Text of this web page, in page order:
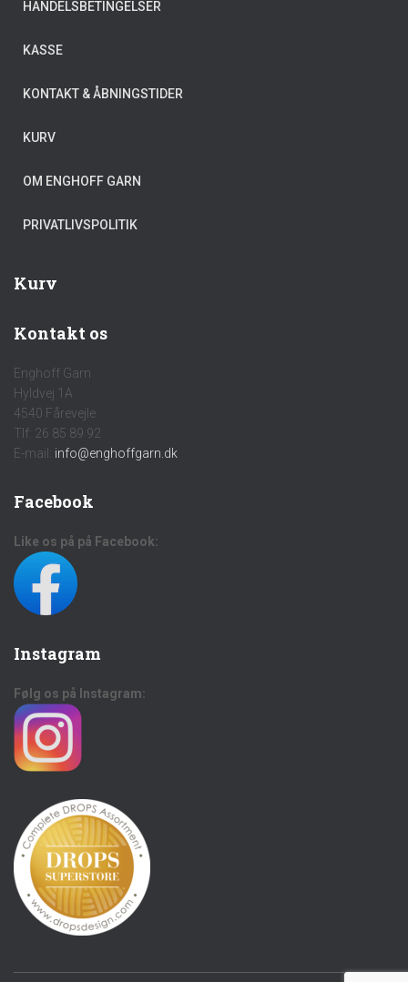
HANDELSBETINGELSER
KASSE
KONTAKT & ÅBNINGSTIDER
KURV
OM ENGHOFF GARN
PRIVATLIVSPOLITIK
Kurv
Kontakt os
Enghoff Garn
Hyldvej 1A
4540 Fårevejle
Tlf: 26 85 89 92
E-mail: info@enghoffgarn.dk
Facebook
Like os på på Facebook:
Instagram
Følg os på Instagram: